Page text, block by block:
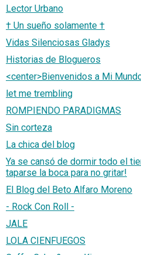
Lector Urbano
† Un sueño solamente †
Vidas Silenciosas Gladys
Historias de Blogueros
<center>Bienvenidos a Mi
let me trembling
ROMPIENDO PARADIGMAS
Sin corteza
La chica del blog
Ya se cansó de dormir todo el
taparse la boca para no gritar!
El Blog del Beto Alfaro Moreno
- Rock Con Roll -
JALE
LOLA CIENFUEGOS